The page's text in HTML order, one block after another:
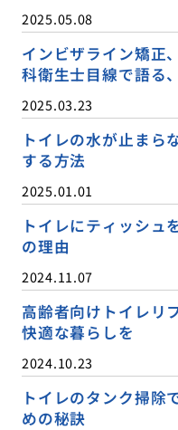
2025.05.08
インビザライン矯正
科衛生士目線で語る
2025.03.23
トイレの水が止まら
する方法
2025.01.01
トイレにティッシュ
の理由
2024.11.07
高齢者向けトイレリ
快適な暮らしを
2024.10.23
トイレのタンク掃除
めの秘訣